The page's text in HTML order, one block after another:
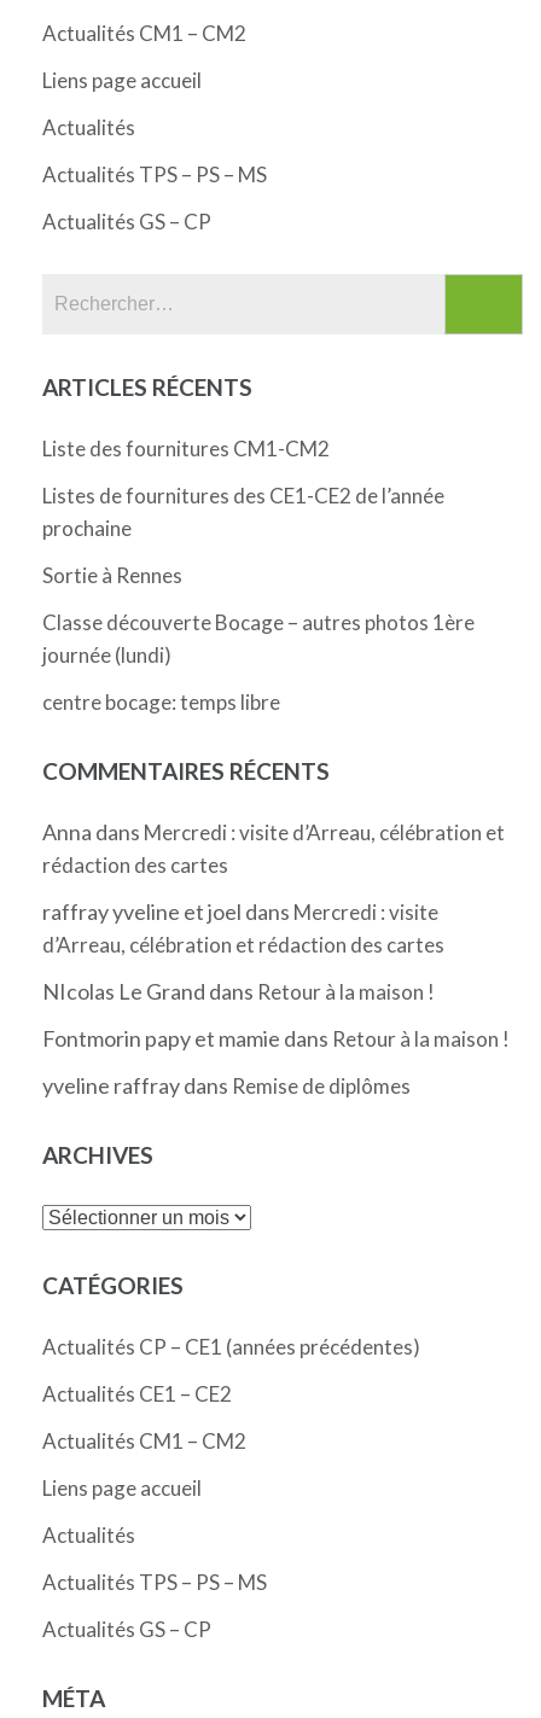
Actualités CM1 – CM2
Liens page accueil
Actualités
Actualités TPS – PS – MS
Actualités GS – CP
ARTICLES RÉCENTS
Liste des fournitures CM1-CM2
Listes de fournitures des CE1-CE2 de l’année
prochaine
Sortie à Rennes
Classe découverte Bocage – autres photos 1ère
journée (lundi)
centre bocage: temps libre
COMMENTAIRES RÉCENTS
Anna dans Mercredi : visite d’Arreau, célébration et
rédaction des cartes
raffray yveline et joel dans Mercredi : visite
d’Arreau, célébration et rédaction des cartes
NIcolas Le Grand dans Retour à la maison !
Fontmorin papy et mamie dans Retour à la maison !
yveline raffraydans Remise de diplômes
ARCHIVES
Archives
CATÉGORIES
Actualités CP – CE1 (années précédentes)
Actualités CE1 – CE2
Actualités CM1 – CM2
Liens page accueil
Actualités
Actualités TPS – PS – MS
Actualités GS – CP
MÉTA